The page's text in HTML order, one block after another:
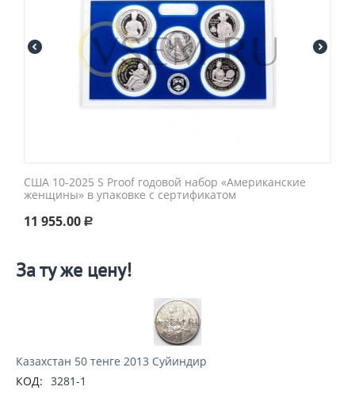
США 10-2025 S Proof годовой набор «Американские
женщины» в упаковке с сертификатом
11 955.00 Р
За ту же цену!
Казахстан 50 тенге 2013 Суйиндир
КОД: 3281-1